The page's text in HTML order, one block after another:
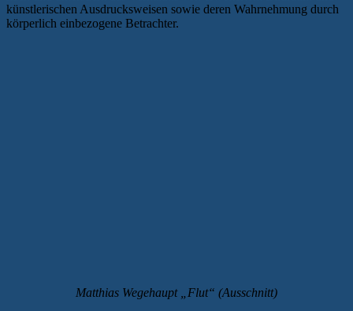
künstlerischen Ausdrucksweisen sowie deren Wahrnehmung durch
körperlich einbezogene Betrachter.
Matthias Wegehaupt „Flut“ (Ausschnitt)